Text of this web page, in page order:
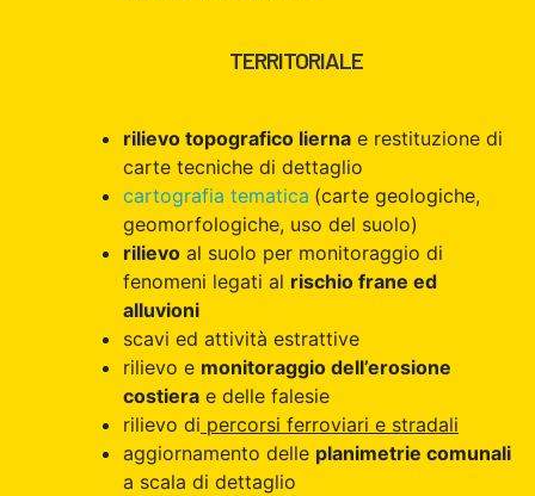
TERRITORIALE
rilievo topografico lierna e restituzione di
carte tecniche di dettaglio
cartografia tematica (carte geologiche,
geomorfologiche, uso del suolo)
rilievo al suolo per monitoraggio di
fenomeni legati al rischio frane ed
alluvioni
scavi ed attività estrattive
rilievo e monitoraggio dell’erosione
costiera e delle falesie
rilievo di percorsi ferroviari e stradali
aggiornamento delle planimetrie comunali
a scala di dettaglio